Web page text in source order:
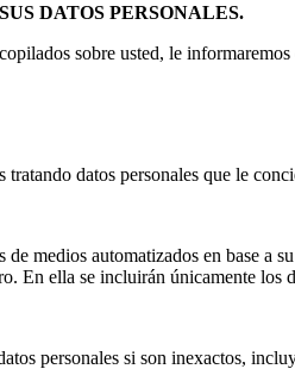
DATOS PERSONALES.
sobre usted, le
datos personales que le
de medios automatizados en base
En ella se incluirán únicamente los
personales si son inexactos,